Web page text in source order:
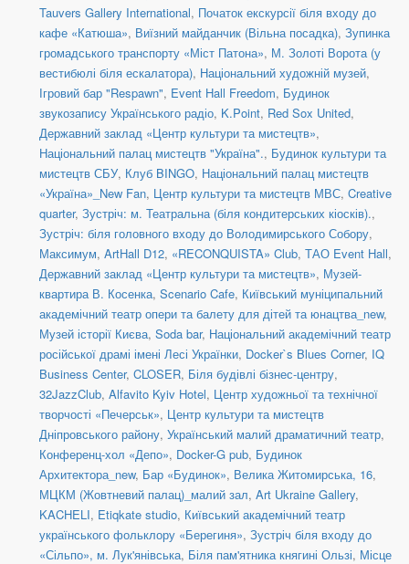
Tauvers Gallery International, Початок екскурсії біля входу до
кафе «Катюша», Виїзний майданчик (Вільна посадка), Зупинка
громадського транспорту «Міст Патона», М. Золоті Ворота (у
вестибюлі біля ескалатора), Національний художній музей,
Ігровий бар "Respawn", Event Hall Freedom, Будинок
звукозапису Українського радіо, K.Point, Red Sox United,
Державний заклад «Центр культури та мистецтв»,
Національний палац мистецтв "Україна"., Будинок культури та
мистецтв СБУ, Клуб BINGO, Національний палац мистецтв
«Україна»_New Fan, Центр культури та мистецтв МВС, Creative
quarter, Зустріч: м. Театральна (біля кондитерських кіосків).,
Зустріч: біля головного входу до Володимирського Собору,
Максимум, ArtHall D12, «RECONQUISTA» Club, ТАО Event Hall,
Державний заклад «Центр культури та мистецтв», Музей-
квартира В. Косенка, Scenario Cafe, Київський муніципальний
академічний театр опери та балету для дітей та юнацтва_new,
Музей історії Києва, Soda bar, Національний академічний театр
російської драмі імені Лесі Українки, Docker`s Blues Corner, IQ
Business Center, CLOSER, Біля будівлі бізнес-центру,
32JazzClub, Alfavito Kyiv Hotel, Центр художньої та технічної
творчості «Печерськ», Центр культури та мистецтв
Дніпровського району, Український малий драматичний театр,
Конференц-хол «Депо», Docker-G pub, Будинок
Архитектора_new, Бар «Будинок», Велика Житомирська, 16,
МЦКМ (Жовтневий палац)_малий зал, Art Ukraine Gallery,
KACHELI, Etiqkate studio, Київський академічний театр
українського фольклору «Берегиня», Зустріч біля входу до
«Сільпо», м. Лук'янівська, Біля пам'ятника княгині Ользі, Місце